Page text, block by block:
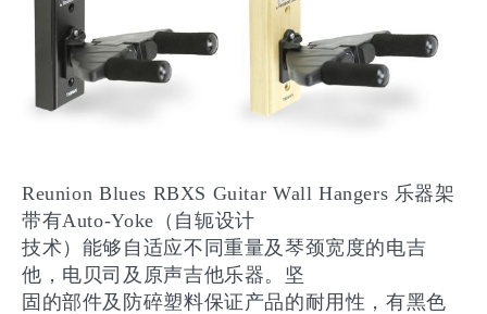
Reunion Blues RBXS Guitar Wall Hangers 乐器架
带有Auto-Yoke（自轭设计
技术）能够自适应不同重量及琴颈宽度的电吉
他，电贝司及原声吉他乐器。坚
固的部件及防碎塑料保证产品的耐用性，有黑色